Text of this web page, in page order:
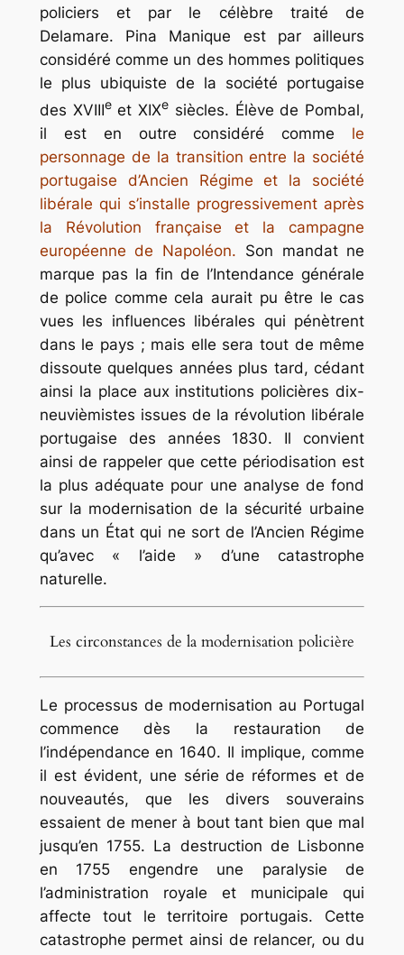
policiers et par le célèbre traité de
Delamare. Pina Manique est par ailleurs
considéré comme un des hommes politiques
le plus ubiquiste de la société portugaise
des XVIIIeet XIXe siècles. Élève de Pombal,
il est en outre considéré comme le
personnage de la transition entre la société
portugaise d’Ancien Régime et la société
libérale qui s’installe progressivement après
la Révolution française et la campagne
européenne de Napoléon. Son mandat ne
marque pas la fin de l’Intendance générale
de police comme cela aurait pu être le cas
vues les influences libérales qui pénètrent
dans le pays ; mais elle sera tout de même
dissoute quelques années plus tard, cédant
ainsi la place aux institutions policières dix-
neuvièmistes issues de la révolution libérale
portugaise des années 1830. Il convient
ainsi de rappeler que cette périodisation est
la plus adéquate pour une analyse de fond
sur la modernisation de la sécurité urbaine
dans un État qui ne sort de l’Ancien Régime
qu’avec « l’aide » d’une catastrophe
naturelle.
Les circonstances de la modernisation policière
Le processus de modernisation au Portugal
commence dès la restauration de
l’indépendance en 1640. Il implique, comme
il est évident, une série de réformes et de
nouveautés, que les divers souverains
essaient de mener à bout tant bien que mal
jusqu’en 1755. La destruction de Lisbonne
en 1755 engendre une paralysie de
l’administration royale et municipale qui
affecte tout le territoire portugais. Cette
catastrophe permet ainsi de relancer, ou du